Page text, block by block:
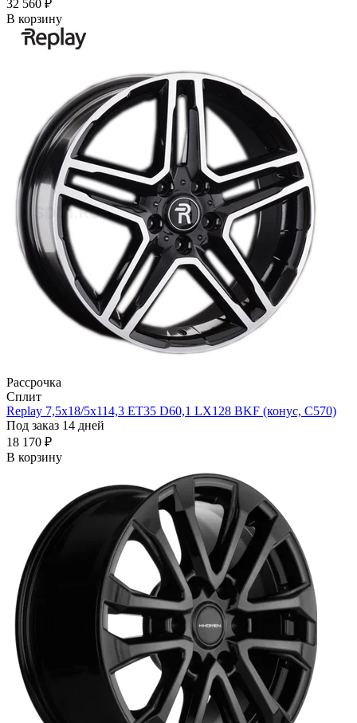
32 560 ₽
В корзину
Рассрочка
Сплит
Replay 7,5x18/5x114,3 ET35 D60,1 LX128 BKF (конус, C570)
Под заказ 14 дней
18 170 ₽
В корзину